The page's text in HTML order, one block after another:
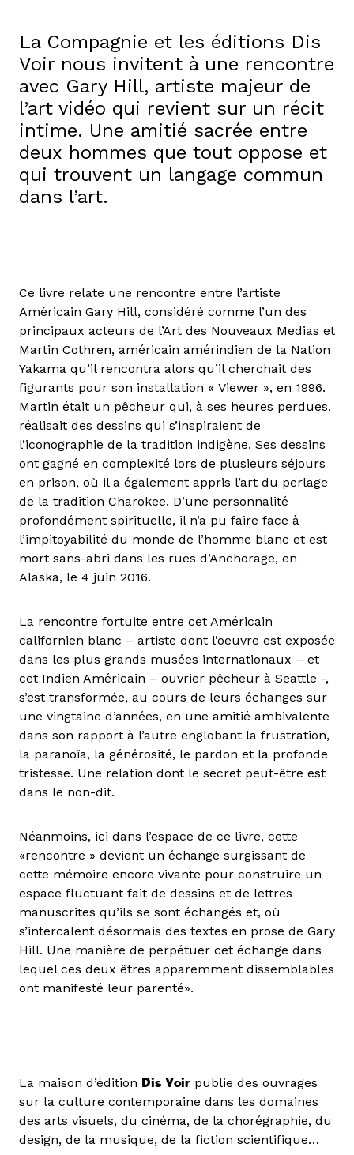
La Compagnie et les éditions Dis
Voir nous invitent à une rencontre
avec Gary Hill, artiste majeur de
l’art vidéo qui revient sur un récit
intime. Une amitié sacrée entre
deux hommes que tout oppose et
qui trouvent un langage commun
dans l’art.
Ce livre relate une rencontre entre l’artiste
Américain Gary Hill, considéré comme l’un des
principaux acteurs de l’Art des Nouveaux Medias et
Martin Cothren, américain amérindien de la Nation
Yakama qu’il rencontra alors qu’il cherchait des
figurants pour son installation « Viewer », en 1996.
Martin était un pêcheur qui, à ses heures perdues,
réalisait des dessins qui s’inspiraient de
l’iconographie de la tradition indigène. Ses dessins
ont gagné en complexité lors de plusieurs séjours
en prison, où il a également appris l’art du perlage
de la tradition Charokee. D’une personnalité
profondément spirituelle, il n’a pu faire face à
l’impitoyabilité du monde de l’homme blanc et est
mort sans-abri dans les rues d’Anchorage, en
Alaska, le 4 juin 2016.
La rencontre fortuite entre cet Américain
californien blanc – artiste dont l’oeuvre est exposée
dans les plus grands musées internationaux – et
cet Indien Américain – ouvrier pêcheur à Seattle -,
s’est transformée, au cours de leurs échanges sur
une vingtaine d’années, en une amitié ambivalente
dans son rapport à l’autre englobant la frustration,
la paranoïa, la générosité, le pardon et la profonde
tristesse. Une relation dont le secret peut-être est
dans le non-dit.
Néanmoins, ici dans l’espace de ce livre, cette
«rencontre » devient un échange surgissant de
cette mémoire encore vivante pour construire un
espace fluctuant fait de dessins et de lettres
manuscrites qu’ils se sont échangés et, où
s’intercalent désormais des textes en prose de Gary
Hill. Une manière de perpétuer cet échange dans
lequel ces deux êtres apparemment dissemblables
ont manifesté leur parenté».
La maison d’édition Dis Voir publie des ouvrages
sur la culture contemporaine dans les domaines
des arts visuels, du cinéma, de la chorégraphie, du
design, de la musique, de la fiction scientifique…